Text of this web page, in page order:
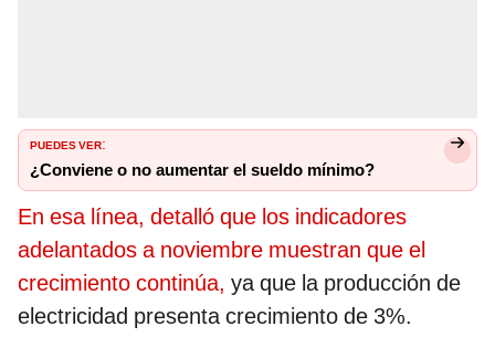
PUEDES VER:
¿Conviene o no aumentar el sueldo mínimo?
En esa línea, detalló que los indicadores
adelantados a noviembre muestran que el
crecimiento continúa, ya que la producción de
electricidad presenta crecimiento de 3%.